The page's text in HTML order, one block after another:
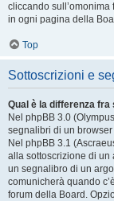
cliccando sull’omonima
in ogni pagina della
Top
Sottoscrizioni e
Qual è la differenza
Nel phpBB 3.0
segnalibri di un
Nel phpBB 3.1
alla sottoscrizione di un
un segnalibro di un
comunicherà quando
forum della Board.